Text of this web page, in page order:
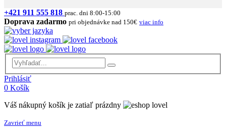
+421 911 555 818 prac. dni 8:00-15:00
Doprava zadarmo pri objednávke nad 150€ viac info
Prihlásiť
0 Košík
Váš nákupný košík je zatiaľ prázdny
Zavrieť menu